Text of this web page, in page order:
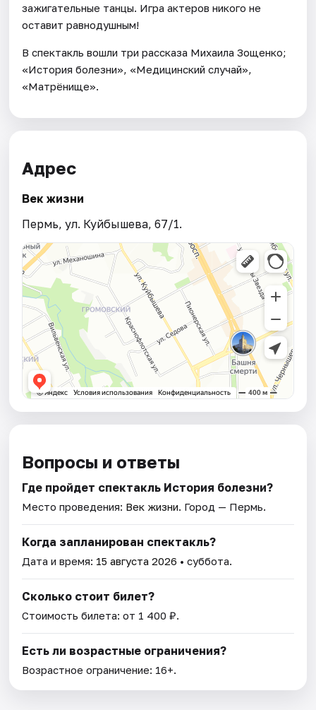
зажигательные танцы. Игра актеров никого не
оставит равнодушным!
В спектакль вошли три рассказа Михаила Зощенко;
«История болезни», «Медицинский случай»,
«Матрёнище».
Адрес
Век жизни
Пермь, ул. Куйбышева, 67/1.
Вопросы и ответы
Где пройдет спектакль История болезни?
Место проведения: Век жизни. Город — Пермь.
Когда запланирован спектакль?
Дата и время: 15 августа 2026 • суббота.
Сколько стоит билет?
Стоимость билета: от 1 400 ₽.
Есть ли возрастные ограничения?
Возрастное ограничение: 16+.